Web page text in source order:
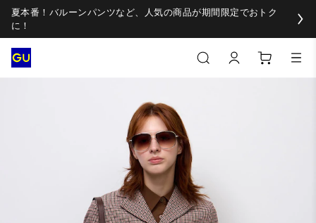
夏本番！バルーンパンツなど、人気の商品が期間限定でおトク
に！